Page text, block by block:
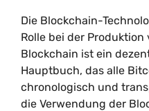
Die Blockchain-
Rolle bei der Produktion
Blockchain ist ein
Hauptbuch, das alle
chronologisch und
die Verwendung der